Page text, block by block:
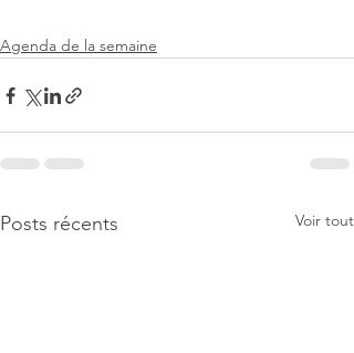
Agenda de la semaine
Posts récents Voir tout